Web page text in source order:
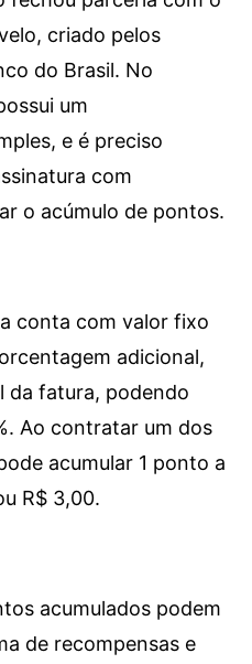
criado pelos
do Brasil. No
um
e é preciso
com
o acúmulo de pontos.
conta com valor fixo
adicional,
da fatura, podendo
Ao contratar um dos
acumular 1 ponto a
R$ 3,00.
acumulados podem
de recompensas e